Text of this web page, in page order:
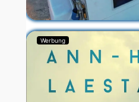
Werbung